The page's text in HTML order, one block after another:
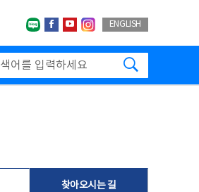
네이버블로그
페이스북
유투브인스타그랩
ENGLISH
찾아오시는 길